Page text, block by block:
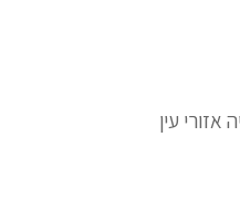
אזורי עין